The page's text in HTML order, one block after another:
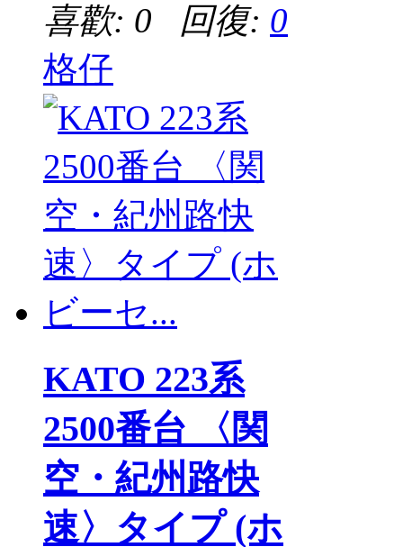
喜歡: 0 回復: 0
格仔
KATO 223系
2500番台 〈関
空・紀州路快
速〉タイプ (ホ